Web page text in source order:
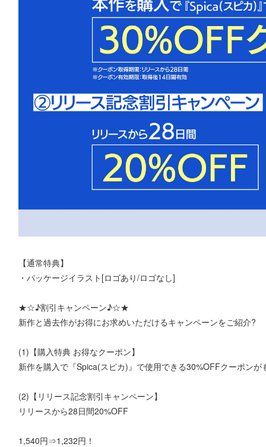
【通常特典】
・パッケージイラスト[ロゴあり/ロゴなし]
★☆♪割引キャンペーン♪☆★
新作と過去作がお得にお求めいただけるキャンペーンをご紹介?
(1)【購入特典 お得なクーポン】
新作を購入で『Spica(スピカ)』で使用できる30%OFFクーポンが
(2)【リリース記念割引キャンペーン】
リリースから28日間20%OFF
1,540円⇒1,232円！